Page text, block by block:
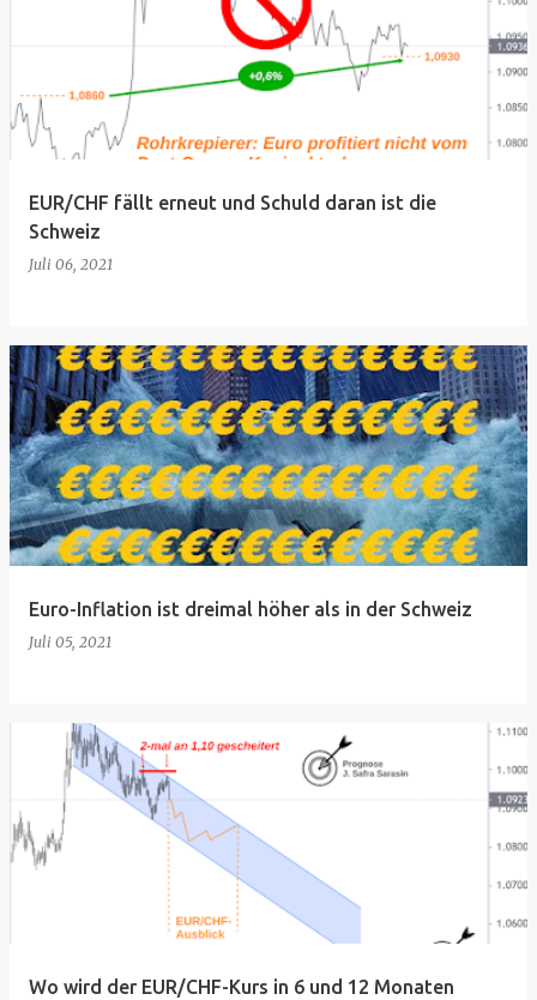
EUR/CHF fällt erneut und Schuld daran ist die
Schweiz
Juli 06, 2021
Euro-Inflation ist dreimal höher als in der Schweiz
Juli 05, 2021
Wo wird der EUR/CHF-Kurs in 6 und 12 Monaten